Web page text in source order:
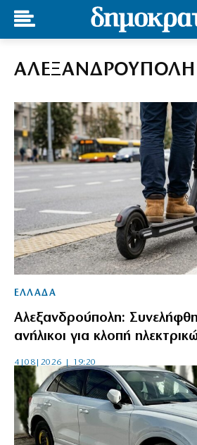
ΑΛΕΞΑΝΔΡΟΥΠΟΛΗ
ΕΛΛΑΔΑ
Αλεξανδρούπολη:
ανήλικοι για κλοπή
4|08|2026 | 19:20